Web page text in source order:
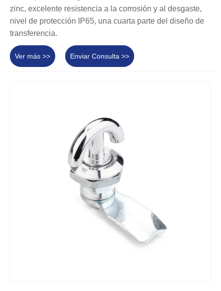
zinc, excelente resistencia a la corrosión y al desgaste,
nivel de protección IP65, una cuarta parte del diseño de
transferencia.
Ver más >> Enviar Consulta >>